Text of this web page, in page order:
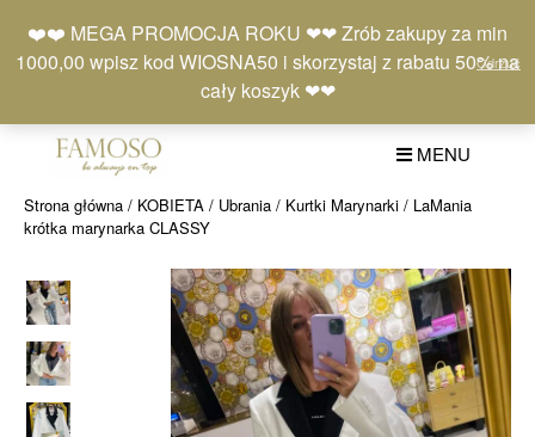
❤️❤️ MEGA PROMOCJA ROKU ❤❤ Zrób zakupy za min
1000,00 wpisz kod WIOSNA50 i skorzystaj z rabatu 50% na
cały koszyk ❤❤
Odrzuć
content
Moje
konto
Lista
życzeń
Koszyk
(0)
MENU
Strona główna / KOBIETA / Ubrania / Kurtki Marynarki / LaMania
krótka marynarka CLASSY